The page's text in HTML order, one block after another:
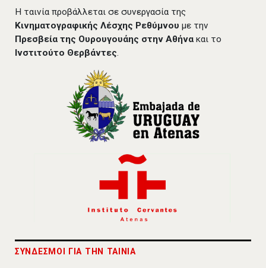
Η ταινία προβάλλεται σε συνεργασία της
Κινηματογραφικής Λέσχης Ρεθύμνου με την
Πρεσβεία της Ουρουγουάης στην Αθήνα και το
Ινστιτούτο Θερβάντες.
ΣΥΝΔΕΣΜΟΙ ΓΙΑ ΤΗΝ ΤΑΙΝΙΑ